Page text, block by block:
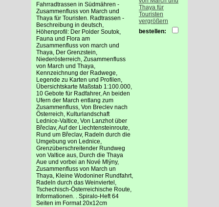
Fahrradtrassen in Südmähren -
Zusammenfluss von March und
Thaya für Touristen. Radtrassen -
Beschreibung in deutsch,
Höhenprofil: Der Polder Soutok,
Fauna und Flora am
Zusammenfluss von march und
Thaya, Der Grenzstein,
Niederösterreich, Zusammenfluss
von March und Thaya,
Kennzeichnung der Radwege,
Legende zu Karten und Profilen,
Übersichtskarte Maßstab 1:100.000,
10 Gebote für Radfahrer, An beiden
Ufern der March entlang zum
Zusammenfluss, Von Breclev nach
Österreich, Kulturlandschaft
Lednice-Valtice, Von Lanzhot über
Břeclav, Auf der Liechtensteinroute,
Rund um Břeclav, Radeln durch die
Umgebung von Lednice,
Grenzüberschreitender Rundweg
von Valtice aus, Durch die Thaya
Aue und vorbei an Nové Mlýny,
Zusammenfluss von March un
Thaya, Kleine Wodoniner Rundfahrt,
Radeln durch das Weinviertel,
Tschechisch-Österreichische Route,
Informationen. . Spiralo-Heft 64
Seiten im Format 20x12cm
vergrößern
bestellen: